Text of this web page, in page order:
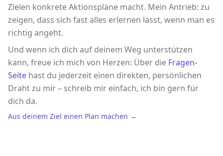
Zielen konkrete Aktionspläne macht. Mein Antrieb: zu
zeigen, dass sich fast alles erlernen lässt, wenn man es
richtig angeht.
Und wenn ich dich auf deinem Weg unterstützen
kann, freue ich mich von Herzen: Über die Fragen-
Seite hast du jederzeit einen direkten, persönlichen
Draht zu mir – schreib mir einfach, ich bin gern für
dich da.
Aus deinem Ziel einen Plan machen →